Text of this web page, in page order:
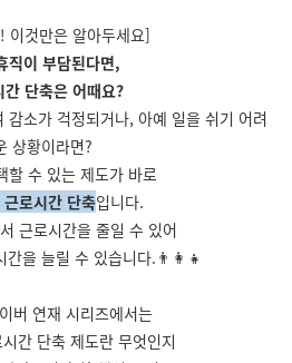
이것만은 알아두세요]
직이 부담된다면,
간 단축은 어때요?
소가 걱정되거나, 아예 일을 쉬기 어려
상황이라면?
할 수 있는 제도가 바로
로시간 단축입니다.
근로시간을 줄일 수 있어
간을 늘릴 수 있습니다.👨‍👩‍👧
버 연재 시리즈에서는
간 단축 제도란 무엇인지